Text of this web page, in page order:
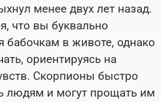
менее двух лет назад.
что вы буквально
бабочкам в животе, однако
ориентируясь на
Скорпионы быстро
людям и могут прощать им